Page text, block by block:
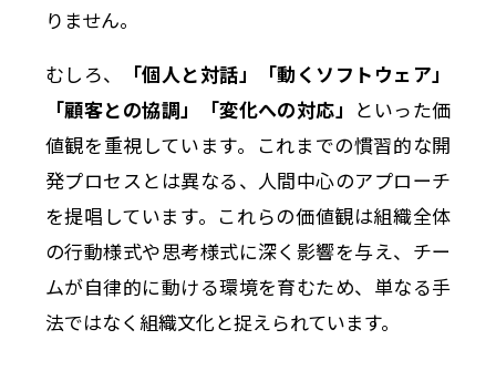
りません。
むしろ、
「個人と対話」「動くソフトウェア」
「顧客との協調」「変化への対応」 といった価
値観を重視しています。これまでの慣習的な開
発プロセスとは異なる、人間中心のアプローチ
を提唱しています。これらの価値観は組織全体
の行動様式や思考様式に深く影響を与え、チー
ムが自律的に動ける環境を育むため、単なる手
法ではなく組織文化と捉えられています。